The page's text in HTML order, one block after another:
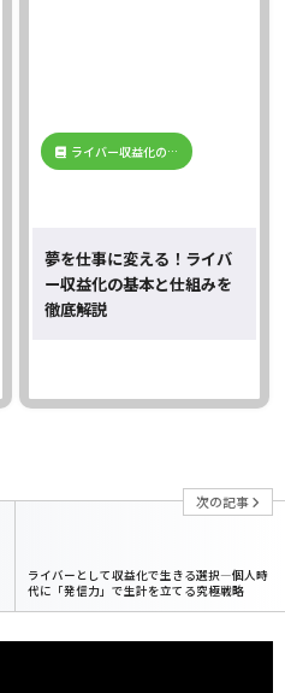
ライバー収益化の…
夢を仕事に変える！ライバ
ー収益化の基本と仕組みを
徹底解説
次の記事
ライバーとして収益化で生きる選択―個人時
代に「発信力」で生計を立てる究極戦略